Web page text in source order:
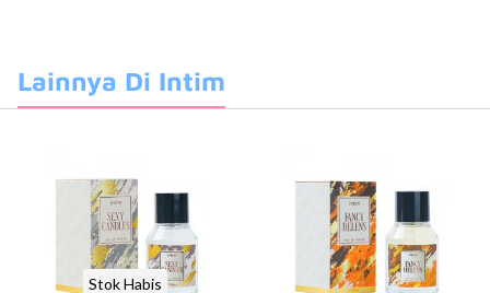
Lainnya Di Intim
Stok Habis